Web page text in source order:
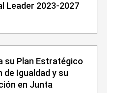
Leader 2023-2027
su Plan Estratégico
de Igualdad y su
en Junta